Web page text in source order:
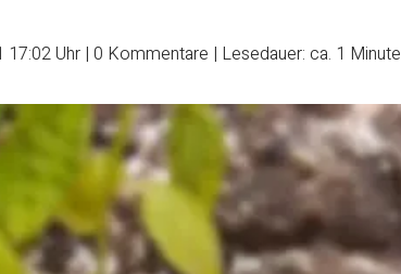
17:02 Uhr | 0 Kommentare | Lesedauer: ca. 1 Minute